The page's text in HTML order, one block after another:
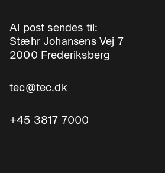
Al post sendes til:
Stæhr Johansens Vej 7
2000 Frederiksberg
tec@tec.dk
+45 3817 7000